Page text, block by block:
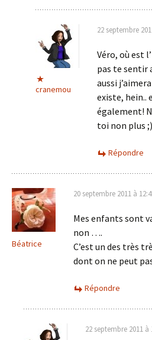
cranemou
22 septembre
Véro, où est
pas te sentir
aussi
existe, hein..
également!
toi non plus ;)
Répondre
Béatrice
20 septembre 2011 à
Mes enfants sont
non ….
C’est un des très
dont on ne peut
Répondre
22 septembre 2011 à